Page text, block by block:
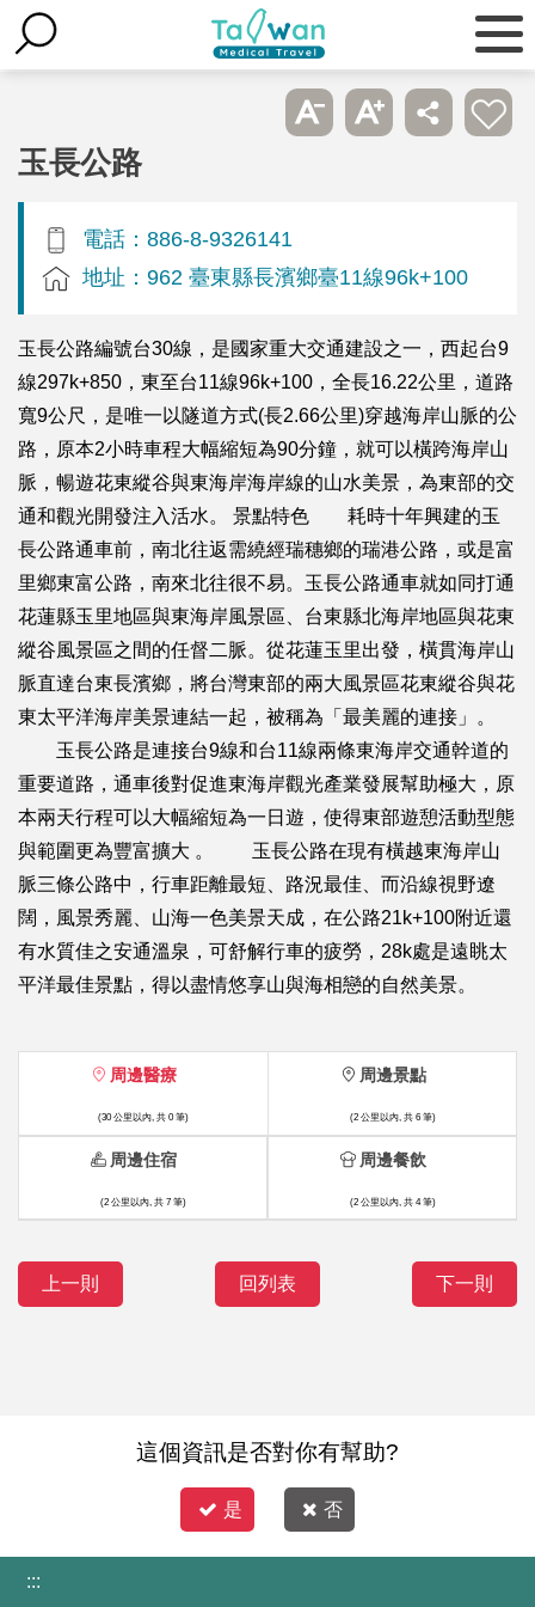
玉長公路
電話：886-8-9326141
地址：962 臺東縣長濱鄉臺11線96k+100
玉長公路編號台30線，是國家重大交通建設之一，西起台9
線297k+850，東至台11線96k+100，全長16.22公里，道路
寬9公尺，是唯一以隧道方式(長2.66公里)穿越海岸山脈的公
路，原本2小時車程大幅縮短為90分鐘，就可以橫跨海岸山
脈，暢遊花東縱谷與東海岸海岸線的山水美景，為東部的交
通和觀光開發注入活水。 景點特色 耗時十年興建的玉
長公路通車前，南北往返需繞經瑞穗鄉的瑞港公路，或是富
里鄉東富公路，南來北往很不易。玉長公路通車就如同打通
花蓮縣玉里地區與東海岸風景區、台東縣北海岸地區與花東
縱谷風景區之間的任督二脈。從花蓮玉里出發，橫貫海岸山
脈直達台東長濱鄉，將台灣東部的兩大風景區花東縱谷與花
東太平洋海岸美景連結一起，被稱為「最美麗的連接」。
玉長公路是連接台9線和台11線兩條東海岸交通幹道的
重要道路，通車後對促進東海岸觀光產業發展幫助極大，原
本兩天行程可以大幅縮短為一日遊，使得東部遊憩活動型態
與範圍更為豐富擴大 。 玉長公路在現有橫越東海岸山
脈三條公路中，行車距離最短、路況最佳、而沿線視野遼
闊，風景秀麗、山海一色美景天成，在公路21k+100附近還
有水質佳之安通溫泉，可舒解行車的疲勞，28k處是遠眺太
平洋最佳景點，得以盡情悠享山與海相戀的自然美景。
周邊醫療
(30 公里以內, 共 0 筆)
周邊景點
(2 公里以內, 共 6 筆)
周邊住宿
(2 公里以內, 共 7 筆)
周邊餐飲
(2 公里以內, 共 4 筆)
上一則 回列表 下一則
這個資訊是否對你有幫助?
是 否
:::